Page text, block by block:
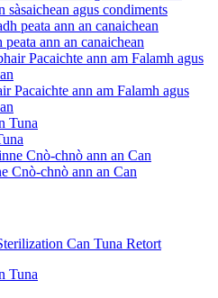
sàsaichean agus condiments
ann an canaichean
Pacaichte ann am Falamh agus
Cnò-chnò ann an Can